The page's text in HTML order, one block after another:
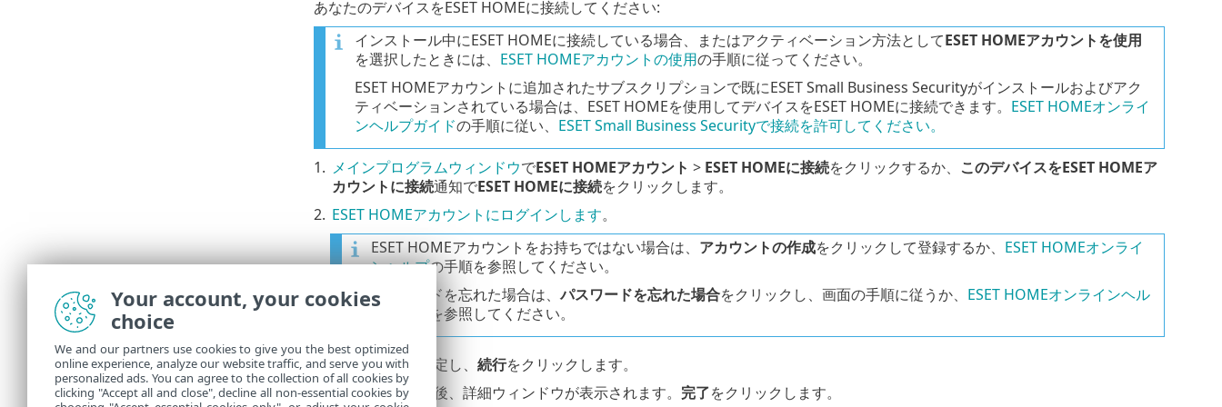
あなたのデバイスをESET HOMEに接続してください:
インストール中にESET HOMEに接続している場合、またはアクティベーション方法としてESET HOMEアカウントを使用
を選択したときには、 ESET HOMEアカウントの使用の手順に従ってください。
ESET HOMEアカウントに追加されたサブスクリプションで既にESET Small Business Securityがインストールおよびアク
ティベーションされている場合は、ESET HOMEを使用してデバイスをESET HOMEに接続できます。 ESET HOMEオンライ
ンヘルプガイドの手順に従い、 ESET Small Business Securityで接続を許可してください。
1. メインプログラムウィンドウでESET HOMEアカウント > ESET HOMEに接続をクリックするか、
このデバイスをESET HOMEア
カウントに接続通知でESET HOMEに接続をクリックします。
2. ESET HOMEアカウントにログインします。
ESET HOMEアカウントをお持ちではない場合は、 アカウントの作成をクリックして登録するか、 ESET HOMEオンライ
ンヘルプの手順を参照してください。
パスワードを忘れた場合は、 パスワードを忘れた場合をクリックし、画面の手順に従うか、 ESET HOMEオンラインヘル
の手順を参照してください。
3. デバイス名を設定し、 続行をクリックします。
4. 接続が成功した後、詳細ウィンドウが表示されます。 完了をクリックします。
Your account, your cookies
choice
We and our partners use cookies to give you the best optimized
online experience, analyze our website traffic, and serve you with
personalized ads. You can agree to the collection of all cookies by
clicking "Accept all and close", decline all non-essential cookies by